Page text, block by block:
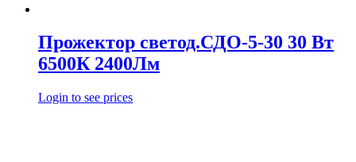
Прожектор светод.СДО-5-30 30 Вт
6500К 2400Лм
Login to see prices